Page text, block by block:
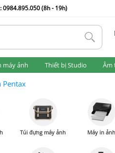
0984.895.050 (8h - 19h)
tlk
máy ảnh Thiết bị Studio Âm
Pentax
Túi đựng máy ảnh Máy in ảnh